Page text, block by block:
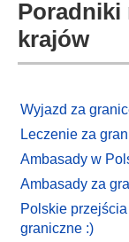
Poradniki
krajów
Wyjazd za
Leczenie za
Ambasady w
Ambasady za
Polskie przejścia
graniczne :)